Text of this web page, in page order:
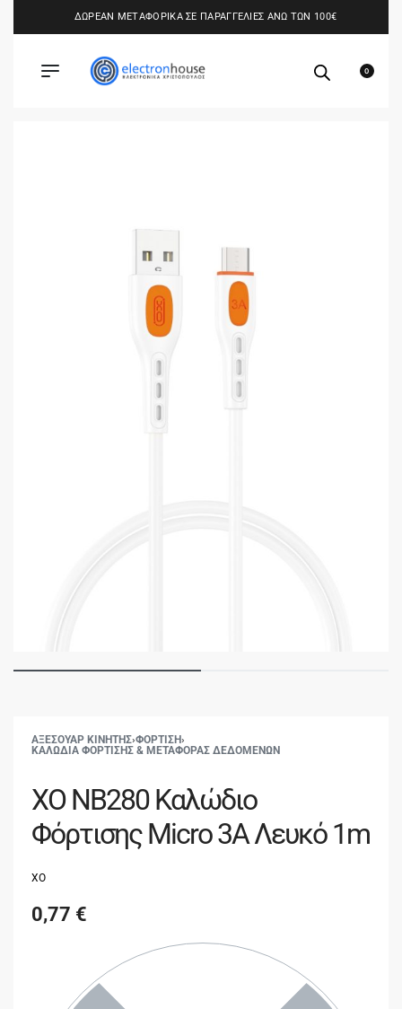
ΔΩΡΕΑΝ ΜΕΤΑΦΟΡΙΚΑ ΣΕ ΠΑΡΑΓΓΕΛΙΕΣ ΑΝΩ ΤΩΝ 100€
0
ΑΞΕΣΟΥΑΡ ΚΙΝΗΤΗΣ›ΦΟΡΤΙΣΗ›
ΚΑΛΩΔΙΑ ΦΟΡΤΙΣΗΣ & ΜΕΤΑΦΟΡΑΣ ΔΕΔΟΜΕΝΩΝ
XO NB280 Καλώδιο
Φόρτισης Micro 3A Λευκό 1m
XO
0,77 €